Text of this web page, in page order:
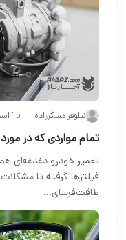
نیلوفر مسگرزاده 15 اسفند 1402
تمام مواردی که در
تعمیر خودرو دغدغه‌ای
فیلترها گرفته تا
طاقت‌فرسای…